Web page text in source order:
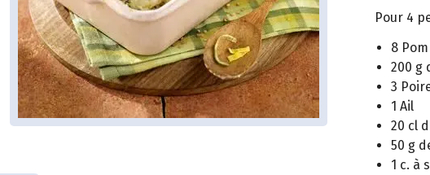
Pour 4
8
200 g
3
1 Ail
20 cl
50 g
1 c. à